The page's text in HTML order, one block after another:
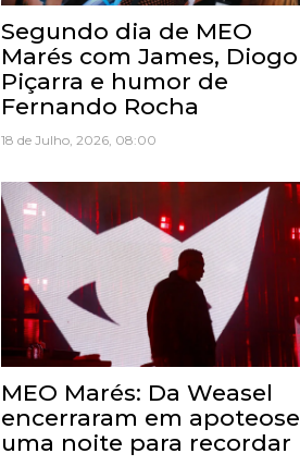
Segundo dia de MEO
Marés com James, Diogo
Piçarra e humor de
Fernando Rocha
18 de Julho, 2026, 08:00
MEO Marés: Da Weasel
encerraram em apoteose
uma noite para recordar